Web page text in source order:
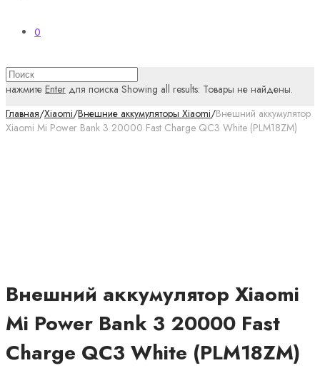
0
нажмите Enter для поиска Showing all results: Товары не найдены.
Главная/Xiaomi/Внешние аккумуляторы Xiaomi/Внешний аккумулятор
Xiaomi Mi Power Bank 3 20000 Fast Charge QC3 White (PLM18ZM)
Внешний аккумулятор Xiaomi
Mi Power Bank 3 20000 Fast
Charge QC3 White (PLM18ZM)